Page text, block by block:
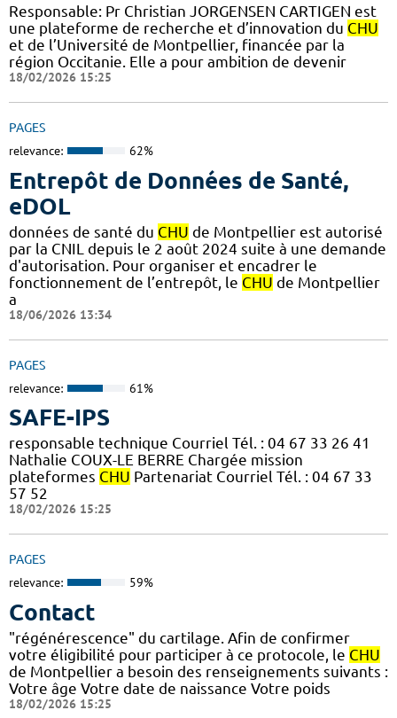
Responsable: Pr Christian JORGENSEN CARTIGEN est
une plateforme de recherche et d’innovation du CHU
et de l’Université de Montpellier, financée par la
région Occitanie. Elle a pour ambition de devenir
18/02/2026 15:25
PAGES
relevance: 62%
Entrepôt de Données de Santé,
eDOL
données de santé du CHU de Montpellier est autorisé
par la CNIL depuis le 2 août 2024 suite à une demande
d'autorisation. Pour organiser et encadrer le
fonctionnement de l’entrepôt, le CHU de Montpellier
a
18/06/2026 13:34
PAGES
relevance: 61%
SAFE-IPS
responsable technique Courriel Tél. : 04 67 33 26 41
Nathalie COUX-LE BERRE Chargée mission
plateformes CHU Partenariat Courriel Tél. : 04 67 33
57 52
18/02/2026 15:25
PAGES
relevance: 59%
Contact
"régénérescence" du cartilage. Afin de confirmer
votre éligibilité pour participer à ce protocole, le CHU
de Montpellier a besoin des renseignements suivants :
Votre âge Votre date de naissance Votre poids
18/02/2026 15:25